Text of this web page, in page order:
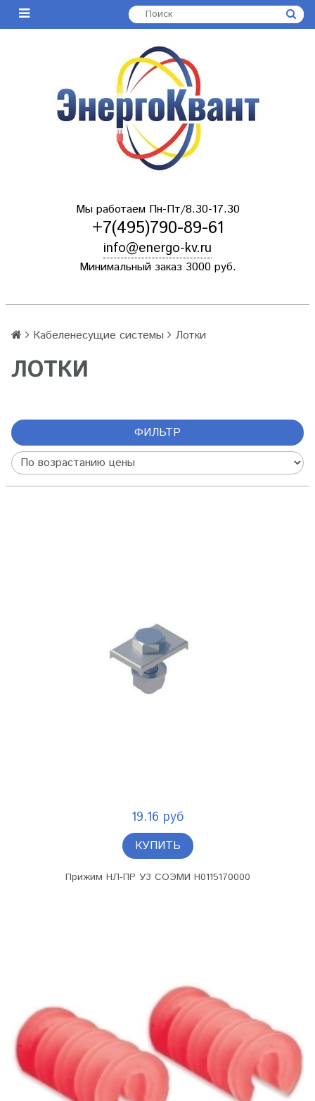
Мы работаем Пн-Пт/8.30-17.30
+7(495)790-89-61
info@energo-kv.ru
Минимальный заказ 3000 руб.
Кабеленесущие системы Лотки
ЛОТКИ
ФИЛЬТР
19.16 руб
КУПИТЬ
Прижим НЛ-ПР У3 СОЭМИ Н0115170000